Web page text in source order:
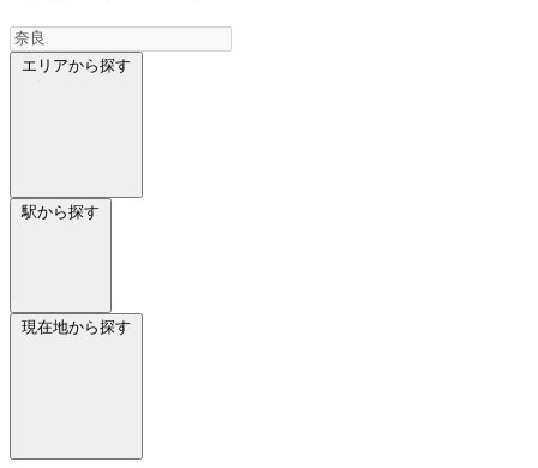
エリアから探す
駅から探す
現在地から探す